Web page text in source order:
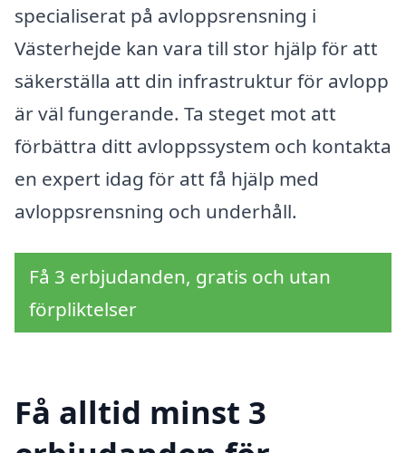
specialiserat på avloppsrensning i
Västerhejde kan vara till stor hjälp för att
säkerställa att din infrastruktur för avlopp
är väl fungerande. Ta steget mot att
förbättra ditt avloppssystem och kontakta
en expert idag för att få hjälp med
avloppsrensning och underhåll.
Få 3 erbjudanden, gratis och utan
förpliktelser
Få alltid minst 3